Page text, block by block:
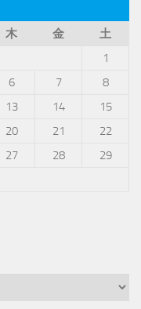
木 金
土
1
6 7
8
13 14
15
20 21
22
27 28
29